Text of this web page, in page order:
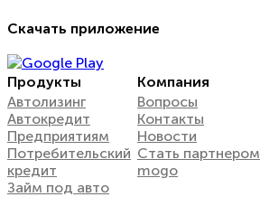
Скачать приложение
Продукты
Автолизинг
Автокредит
Предприятиям
Потребительский
кредит
Займ под авто
Компания
Вопросы
Контакты
Новости
Стать партнером
mogo